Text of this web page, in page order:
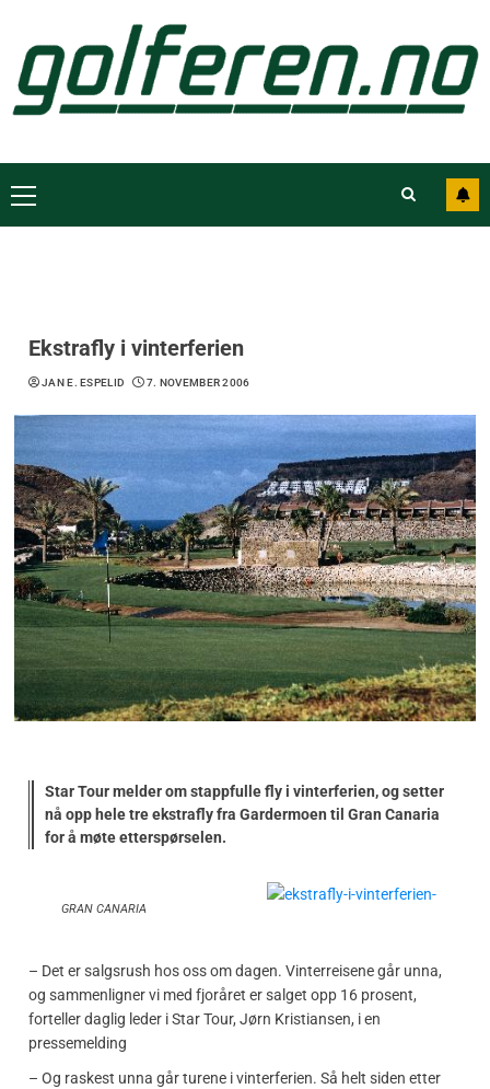
Ekstrafly i vinterferien
JAN E. ESPELID 7. NOVEMBER 2006
Star Tour melder om stappfulle fly i vinterferien, og setter
nå opp hele tre ekstrafly fra Gardermoen til Gran Canaria
for å møte etterspørselen.
GRAN CANARIA
– Det er salgsrush hos oss om dagen. Vinterreisene går unna,
og sammenligner vi med fjoråret er salget opp 16 prosent,
forteller daglig leder i Star Tour, Jørn Kristiansen, i en
pressemelding
– Og raskest unna går turene i vinterferien. Så helt siden etter